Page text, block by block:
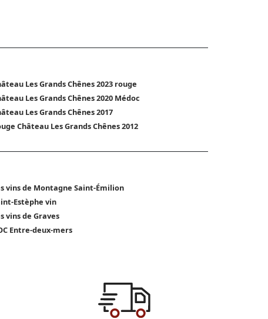
Les Grands Chênes 2023 rouge
Les Grands Chênes 2020 Médoc
Les Grands Chênes 2017
Château Les Grands Chênes 2012
vins de Montagne Saint-Émilion
Estèphe vin
vins de Graves
Entre-deux-mers